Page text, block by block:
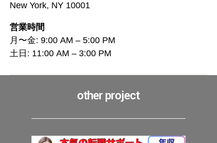
New York, NY 10001
営業時間
月〜金: 9:00 AM – 5:00 PM
土日: 11:00 AM – 3:00 PM
other project